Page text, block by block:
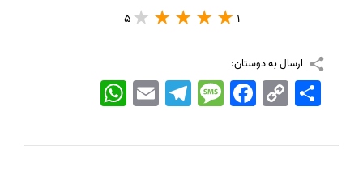
1
5
ارسال به دوستان:
WhatsApp EmailTelegramMessageFacebook Copy
Link
اشتراک